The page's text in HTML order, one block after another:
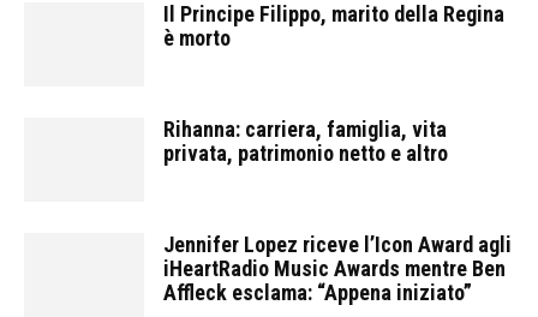
Il Principe Filippo, marito della Regina
è morto
Rihanna: carriera, famiglia, vita
privata, patrimonio netto e altro
Jennifer Lopez riceve l’Icon Award agli
iHeartRadio Music Awards mentre Ben
Affleck esclama: “Appena iniziato”